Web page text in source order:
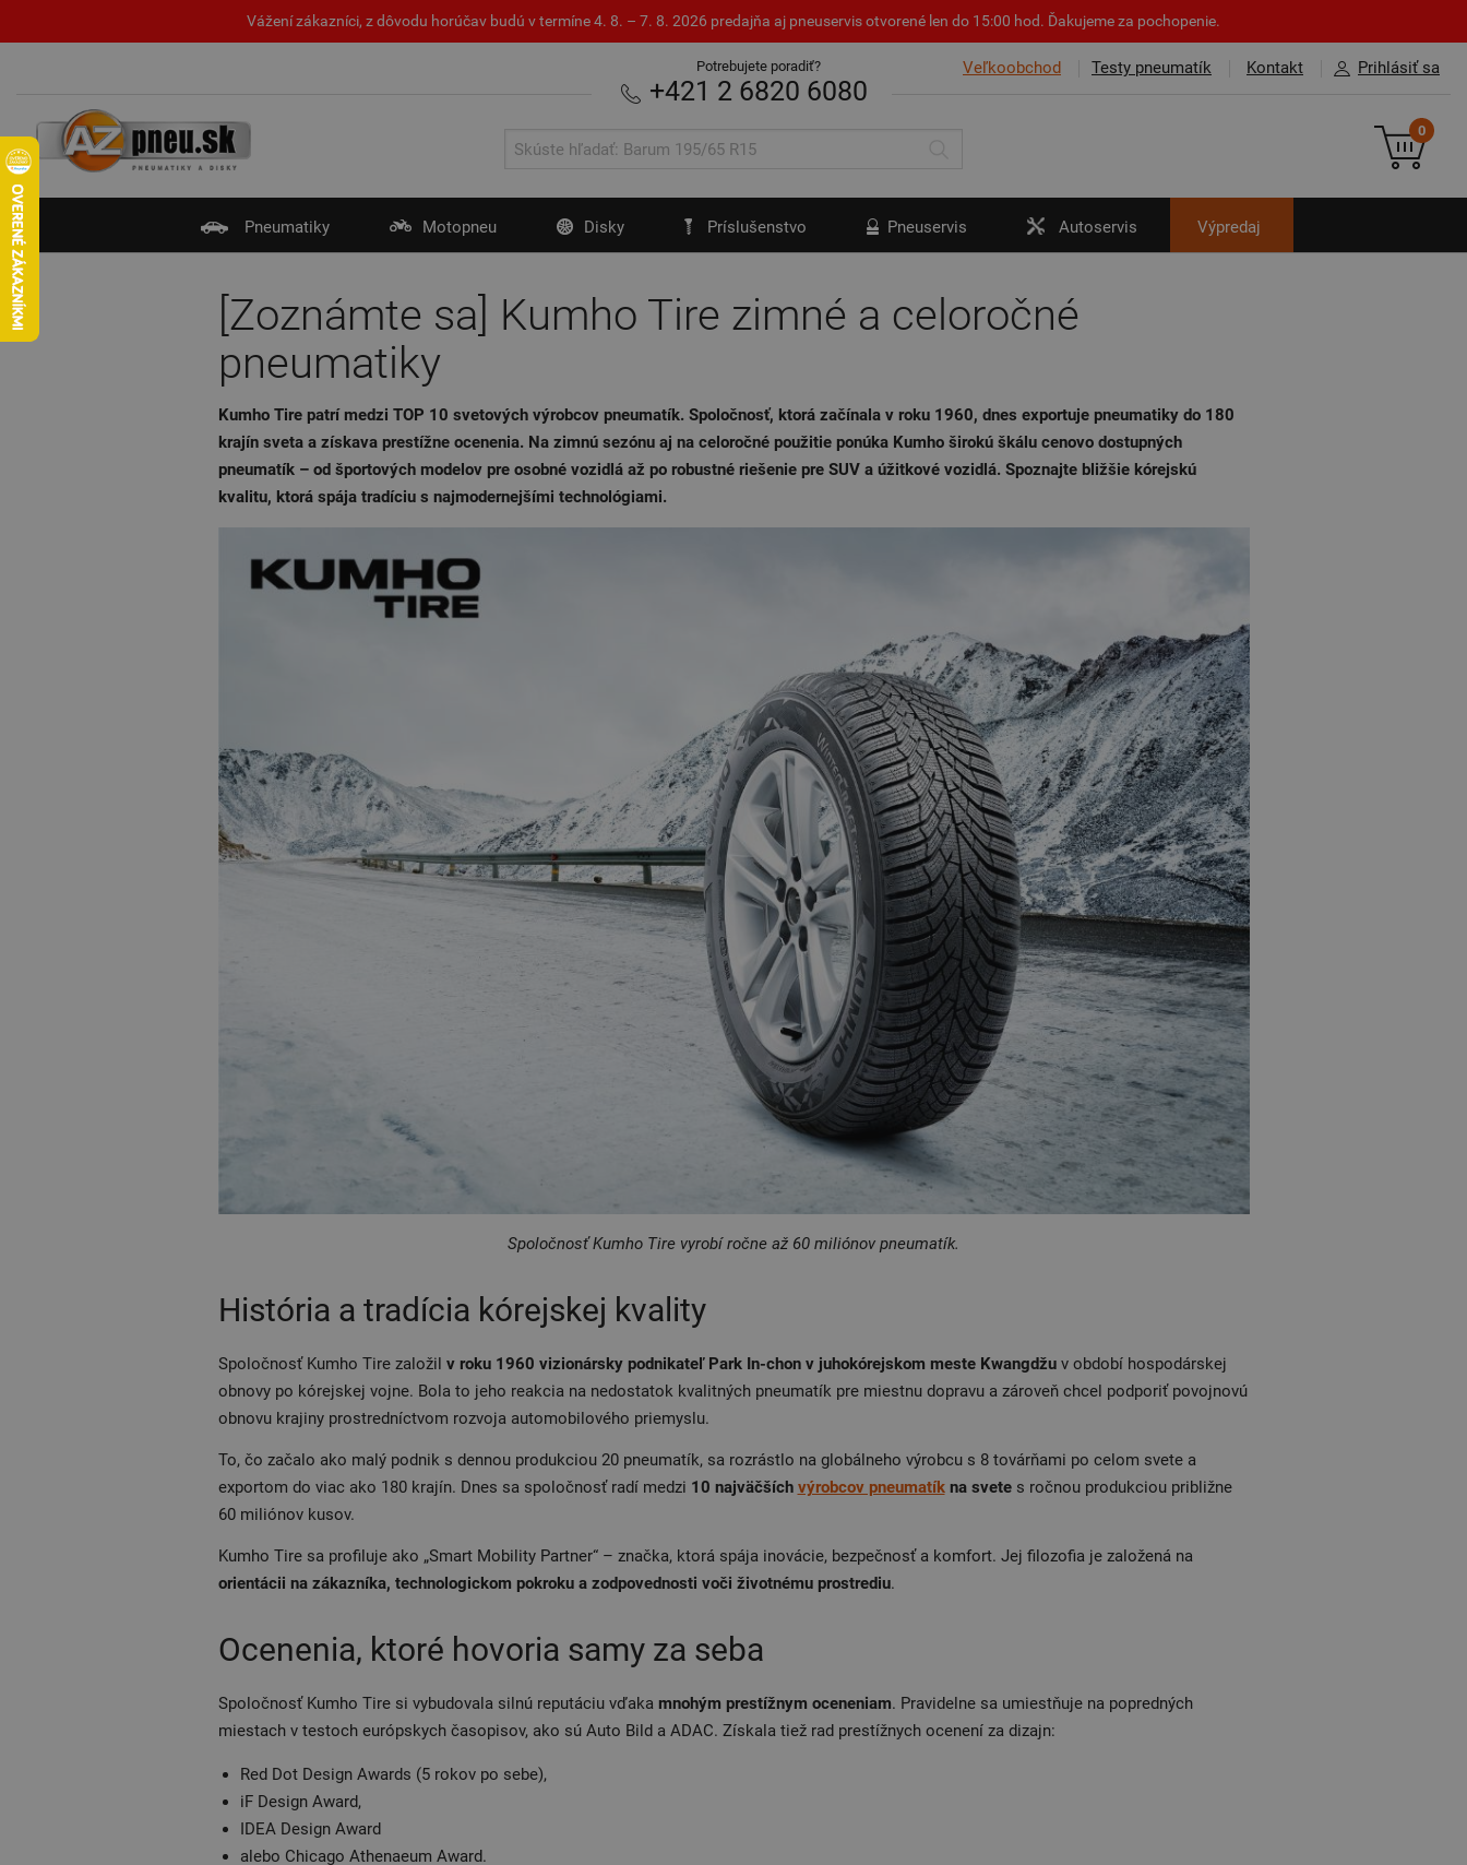
Vážení zákazníci, z dôvodu horúčav budú v termíne 4. 8. – 7. 8. 2026 predajňa aj pneuservis otvorené len do 15:00 hod. Ďakujeme za pochopenie.
Veľkoobchod Testy pneumatík Kontakt Prihlásiť sa
Potrebujete poradiť?
+421 2 6820 6080
0
Pneumatiky Motopneu Disky Príslušenstvo Pneuservis Autoservis Výpredaj
[Zoznámte sa] Kumho Tire zimné a celoročné
pneumatiky
Kumho Tire patrí medzi TOP 10 svetových výrobcov pneumatík. Spoločnosť, ktorá začínala v roku 1960, dnes exportuje pneumatiky do 180
krajín sveta a získava prestížne ocenenia. Na zimnú sezónu aj na celoročné použitie ponúka Kumho širokú škálu cenovo dostupných
pneumatík – od športových modelov pre osobné vozidlá až po robustné riešenie pre SUV a úžitkové vozidlá. Spoznajte bližšie kórejskú
kvalitu, ktorá spája tradíciu s najmodernejšími technológiami.
Spoločnosť Kumho Tire vyrobí ročne až 60 miliónov pneumatík.
História a tradícia kórejskej kvality
Spoločnosť Kumho Tire založil v roku 1960 vizionársky podnikateľ Park In-chon v juhokórejskom meste Kwangdžuv období hospodárskej
obnovy po kórejskej vojne. Bola to jeho reakcia na nedostatok kvalitných pneumatík pre miestnu dopravu a zároveň chcel podporiť povojnovú
obnovu krajiny prostredníctvom rozvoja automobilového priemyslu.
To, čo začalo ako malý podnik s dennou produkciou 20 pneumatík, sa rozrástlo na globálneho výrobcu s 8 továrňami po celom svete a
exportom do viac ako 180 krajín. Dnes sa spoločnosť radí medzi 10 najväčších výrobcov pneumatík na svetes ročnou produkciou približne
60 miliónov kusov.
Kumho Tire sa profiluje ako „Smart Mobility Partner“ – značka, ktorá spája inovácie, bezpečnosť a komfort. Jej filozofia je založená na
orientácii na zákazníka, technologickom pokroku a zodpovednosti voči životnému prostrediu.
Ocenenia, ktoré hovoria samy za seba
Spoločnosť Kumho Tire si vybudovala silnú reputáciu vďaka mnohým prestížnym oceneniam. Pravidelne sa umiestňuje na popredných
miestach v testoch európskych časopisov, ako sú Auto Bild a ADAC. Získala tiež rad prestížnych ocenení za dizajn:
Red Dot Design Awards (5 rokov po sebe),
iF Design Award,
IDEA Design Award
alebo Chicago Athenaeum Award.